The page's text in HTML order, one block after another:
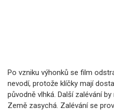
Po vzniku výhonků se film
nevodí, protože klíčky mají
původně vlhká. Další zalévání
Země zasychá. Zalévání se